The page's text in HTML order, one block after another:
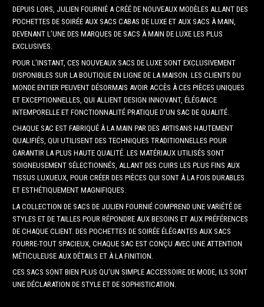
DEPUIS LORS, JULIEN FOURNIÉ A CRÉÉ DE NOUVEAUX MODÈLES ALLANT DES
POCHETTES DE SOIRÉE AUX SACS CABAS DE LUXE ET AUX SACS À MAIN,
DEVENANT L’UNE DES MARQUES DE SACS À MAIN DE LUXE LES PLUS
EXCLUSIVES.
POUR L’INSTANT, CES NOUVEAUX SACS DE LUXE SONT EXCLUSIVEMENT
DISPONIBLES SUR LA BOUTIQUE EN LIGNE DE LA MAISON. LES CLIENTS DU
MONDE ENTIER PEUVENT DÉSORMAIS AVOIR ACCÈS À CES PIÈCES UNIQUES
ET EXCEPTIONNELLES, QUI ALLIENT DESIGN INNOVANT, ÉLÉGANCE
INTEMPORELLE ET FONCTIONNALITÉ PRATIQUE D’UN SAC DE QUALITÉ.
CHAQUE SAC EST FABRIQUÉ À LA MAIN PAR DES ARTISANS HAUTEMENT
QUALIFIÉS, QUI UTILISENT DES TECHNIQUES TRADITIONNELLES POUR
GARANTIR LA PLUS HAUTE QUALITÉ. LES MATÉRIAUX UTILISÉS SONT
SOIGNEUSEMENT SÉLECTIONNÉS, ALLANT DES CUIRS LES PLUS FINS AUX
TISSUS LUXUEUX, POUR CRÉER DES PIÈCES QUI SONT À LA FOIS DURABLES
ET ESTHÉTIQUEMENT MAGNIFIQUES.
LA COLLECTION DE SACS DE JULIEN FOURNIÉ COMPREND UNE VARIÉTÉ DE
STYLES ET DE TAILLES POUR RÉPONDRE AUX BESOINS ET AUX PRÉFÉRENCES
DE CHAQUE CLIENT. DES POCHETTES DE SOIRÉE ÉLÉGANTES AUX SACS
FOURRE-TOUT SPACIEUX, CHAQUE SAC EST CONÇU AVEC UNE ATTENTION
MÉTICULEUSE AUX DÉTAILS ET À LA FINITION.
CES SACS SONT BIEN PLUS QU’UN SIMPLE ACCESSOIRE DE MODE, ILS SONT
UNE DÉCLARATION DE STYLE ET DE SOPHISTICATION.